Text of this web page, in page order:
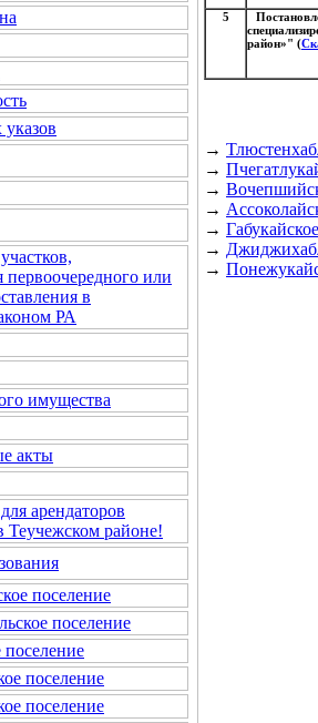
первоочередного или
в
РА
имущества
акты
арендаторов
Теучежском районе!
поселение
поселение
поселение
поселение
поселение
5
район»" (
→
→
→
→
→
→
→